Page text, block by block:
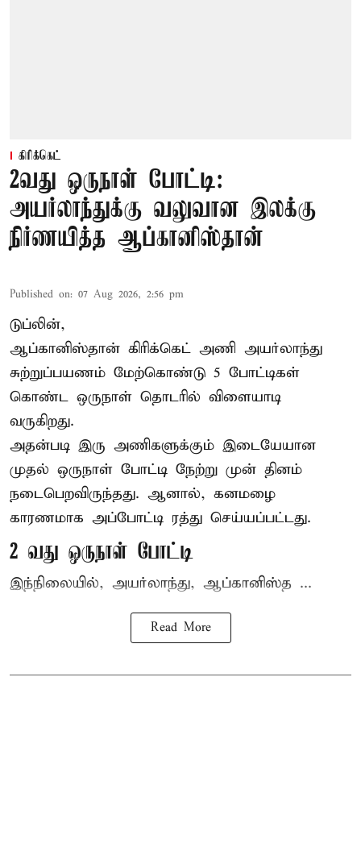
கிரிக்கெட்
2வது ஒருநாள் போட்டி:
அயர்லாந்துக்கு வலுவான இலக்கு
நிர்ணயித்த ஆப்கானிஸ்தான்
Published on: 07 Aug 2026, 2:56 pm
டுப்லின்,
ஆப்கானிஸ்தான் கிரிக்கெட் அணி அயர்லாந்து
சுற்றுப்பயணம் மேற்கொண்டு 5 போட்டிகள்
கொண்ட ஒருநாள் தொடரில் விளையாடி
வருகிறது.
அதன்படி இரு அணிகளுக்கும் இடையேயான
முதல் ஒருநாள் போட்டி நேற்று முன் தினம்
நடைபெறவிருந்தது. ஆனால், கனமழை
காரணமாக அப்போட்டி ரத்து செய்யப்பட்டது.
2 வது ஒருநாள் போட்டி
இந்நிலையில், அயர்லாந்து, ஆப்கானிஸ்த ...
Read More